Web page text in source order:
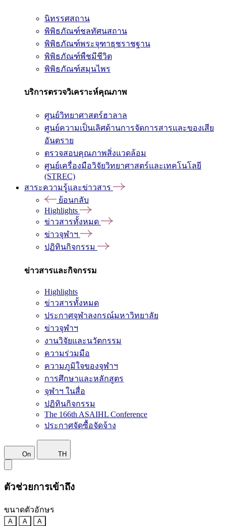
นิทรรศสถาน
พิพิธภัณฑ์ชลทัศนสถาน
พิพิธภัณฑ์พระจุฑาธุชราชฐาน
พิพิธภัณฑ์พืชมีชีวิต
พิพิธภัณฑ์สมุนไพร
บริการตรวจวิเคราะห์คุณภาพ
ศูนย์วิทยาศาสตร์ฮาลาล
ศูนย์ความเป็นเลิศด้านการจัดการสารและของเสีย
อันตราย
ตรวจสอบคุณภาพสิ่งแวดล้อม
ศูนย์เครื่องมือวิจัยวิทยาศาสตร์และเทคโนโลยี
(STREC)
สาระความรู้และข่าวสาร
ย้อนกลับ
Highlights
ข่าวสารทั้งหมด
ข่าวจุฬาฯ
ปฏิทินกิจกรรม
ข่าวสารและกิจกรรม
Highlights
ข่าวสารทั้งหมด
ประกาศจุฬาลงกรณ์มหาวิทยาลัย
ข่าวจุฬาฯ
งานวิจัยและนวัตกรรม
ความร่วมมือ
ความภูมิใจของจุฬาฯ
การศึกษาและหลักสูตร
จุฬาฯ ในสื่อ
ปฏิทินกิจกรรม
The 166th ASAIHL Conference
ประกาศจัดซื้อจัดจ้าง
On TH
ตัวช่วยการเข้าถึง
ขนาดตัวอักษร
A A A